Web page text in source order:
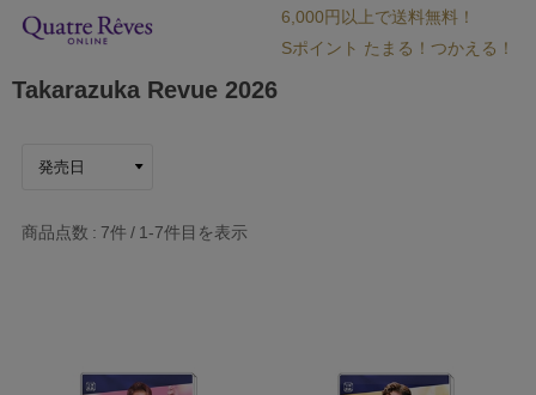
6,000円以上で送料無料！
Sポイント たまる！つかえる！
Takarazuka Revue 2026
商品点数 7件 1-7件目を表示